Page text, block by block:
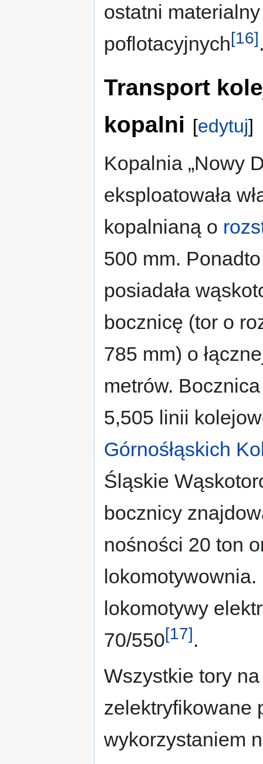
ostatni
poflotacyjnych[16]
Transport
kopalni [edytuj]
Kopalnia „Nowy
eksploatowała
kopalnianą o
500 mm.
posiadała
bocznicę (tor o
785 mm) o
metrów.
5,505 linii
Górnośłąskich
Śląskie
bocznicy
nośności 20 ton
lokomotywy
70/550[17].
Wszystkie tory
zelektryfikowane
wykorzystaniem